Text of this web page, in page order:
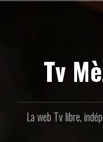
Tv
La web Tv libre,